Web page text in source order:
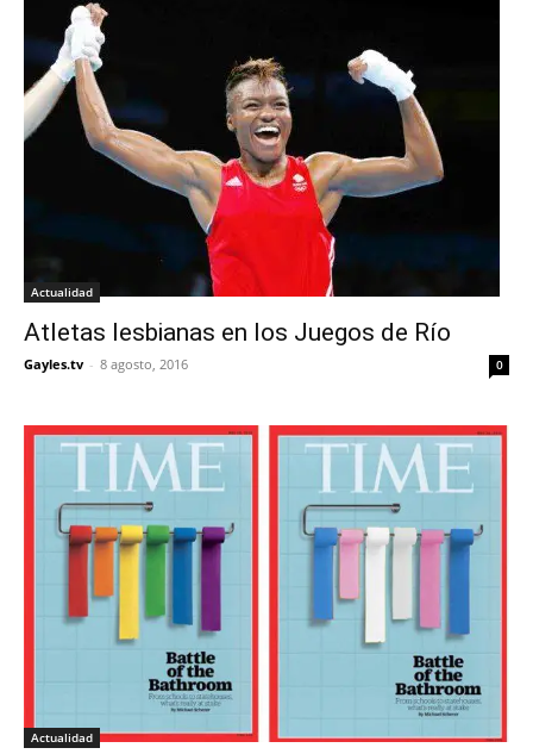
Actualidad
Atletas lesbianas en los Juegos de Río
Gayles.tv - 8 agosto, 2016 0
Actualidad